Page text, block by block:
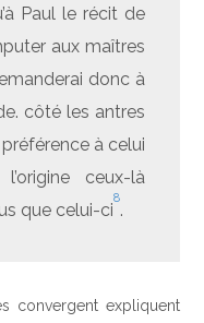
Paul le récit de
aux maîtres
donc à
côté les antres
à celui
ceux-là
que celui-ci
8
.
convergent expliquent